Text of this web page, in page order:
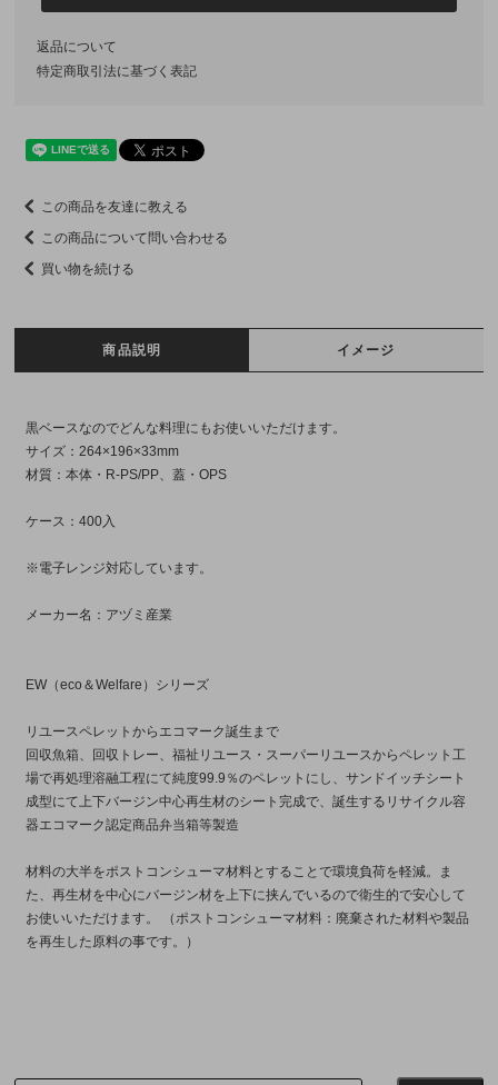
返品について
特定商取引法に基づく表記
この商品を友達に教える
この商品について問い合わせる
買い物を続ける
商品説明 イメージ
黒ベースなのでどんな料理にもお使いいただけます。
サイズ：264×196×33mm
材質：本体・R-PS/PP、蓋・OPS
ケース：400入
※電子レンジ対応しています。
メーカー名：アヅミ産業
EW（eco＆Welfare）シリーズ
リユースペレットからエコマーク誕生まで
回収魚箱、回収トレー、福祉リユース・スーパーリユースからペレット工
場で再処理溶融工程にて純度99.9％のペレットにし、サンドイッチシート
成型にて上下バージン中心再生材のシート完成で、誕生するリサイクル容
器エコマーク認定商品弁当箱等製造
材料の大半をポストコンシューマ材料とすることで環境負荷を軽減。ま
た、再生材を中心にバージン材を上下に挟んでいるので衛生的で安心して
お使いいただけます。 （ポストコンシューマ材料：廃棄された材料や製品
を再生した原料の事です。）